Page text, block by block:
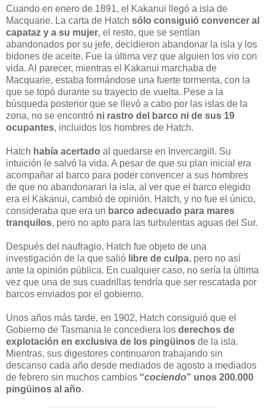
Cuando en enero de 1891, el Kakanui llegó a isla de
Macquarie. La carta de Hatch sólo consiguió convencer al
capataz y a su mujer, el resto, que se sentían
abandonados por su jefe, decidieron abandonar la isla y los
bidones de aceite. Fue la última vez que alguien los vio con
vida. Al parecer, mientras el Kakanui marchaba de
Macquarie, estaba formándose una fuerte tormenta, con la
que se topó durante su trayecto de vuelta. Pese a la
búsqueda posterior que se llevó a cabo por las islas de la
zona, no se encontró ni rastro del barco ni de sus 19
ocupantes, incluidos los hombres de Hatch.
Hatch había acertado al quedarse en Invercargill. Su
intuición le salvó la vida. A pesar de que su plan inicial era
acompañar al barco para poder convencer a sus hombres
de que no abandonaran la isla, al ver que el barco elegido
era el Kakanui, cambió de opinión. Hatch, y no fue el único,
consideraba que era un barco adecuado para mares
tranquilos, pero no apto para las turbulentas aguas del Sur.
Después del naufragio, Hatch fue objeto de una
investigación de la que salió libre de culpa, pero no así
ante la opinión pública. En cualquier caso, no sería la última
vez que una de sus cuadrillas tendría que ser rescatada por
barcos enviados por el gobierno.
Unos años más tarde, en 1902, Hatch consiguió que el
Gobierno de Tasmania le concediera los derechos de
explotación en exclusiva de los pingüinos de la isla.
Mientras, sus digestores continuaron trabajando sin
descanso cada año desde mediados de agosto a mediados
de febrero sin muchos cambios “cociendo” unos 200.000
pingüinos al año.